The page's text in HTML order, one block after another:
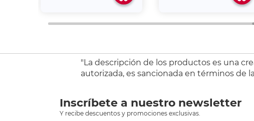
"La descripción de los productos es una
autorizada, es sancionada en términos de
Inscríbete a nuestro newsletter
Y recibe descuentos y promociones exclusivas.